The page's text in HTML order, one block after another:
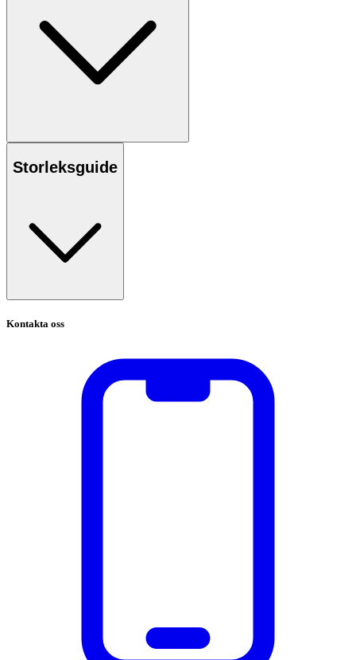
Storleksguide
Kontakta oss